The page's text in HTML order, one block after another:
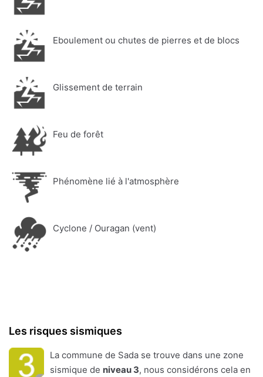
Eboulement ou chutes de pierres et de blocs
Glissement de terrain
Feu de forêt
Phénomène lié à l'atmosphère
Cyclone / Ouragan (vent)
Les risques sismiques
La commune de Sada se trouve dans une zone
sismique de niveau 3, nous considérons cela en